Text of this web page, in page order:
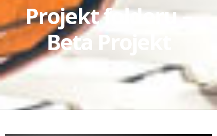
Projekt folderu –
Beta Projekt